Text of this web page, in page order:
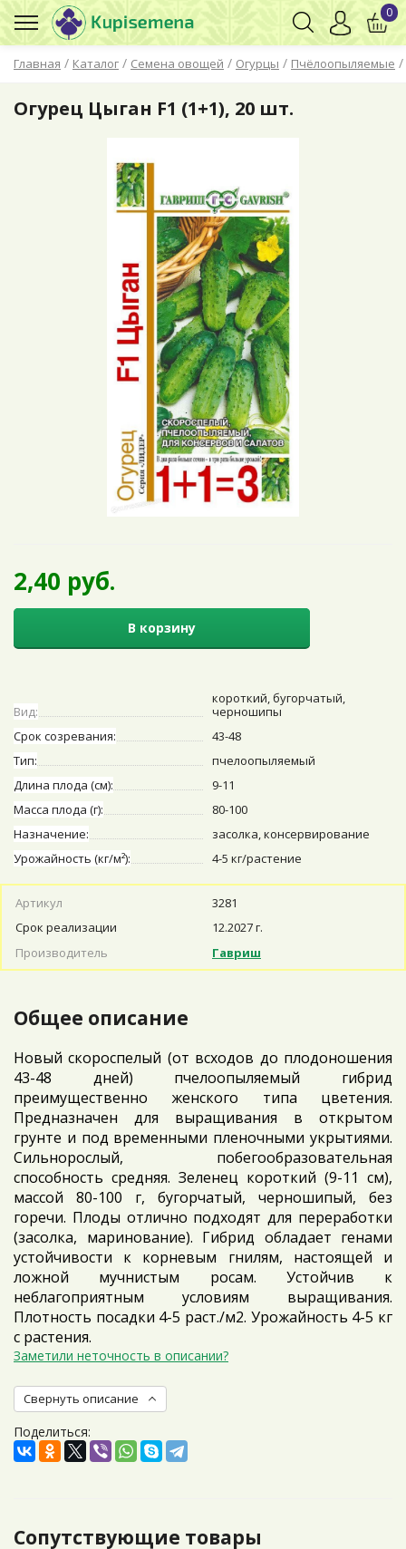
Главная / Каталог / Семена овощей / Огурцы / Пчёлоопыляемые /
0
Огурец Цыган F1 (1+1), 20 шт.
2,40 руб.
В корзину
Вид:
короткий, бугорчатый,
черношипы
Срок созревания:
43-48
Тип:
пчелоопыляемый
Длина плода (см):
9-11
Масса плода (г):
80-100
Назначение:
засолка, консервирование
Урожайность (кг/м²):
4-5 кг/растение
Артикул
3281
Срок реализации
12.2027 г.
Производитель
Гавриш
Общее описание
Новый скороспелый (от всходов до плодоношения
43-48 дней) пчелоопыляемый гибрид
преимущественно женского типа цветения.
Предназначен для выращивания в открытом
грунте и под временными пленочными укрытиями.
Сильнорослый, побегообразовательная
способность средняя. Зеленец короткий (9-11 см),
массой 80-100 г, бугорчатый, черношипый, без
горечи. Плоды отлично подходят для переработки
(засолка, маринование). Гибрид обладает генами
устойчивости к корневым гнилям, настоящей и
ложной мучнистым росам. Устойчив к
неблагоприятным условиям выращивания.
Плотность посадки 4-5 раст./м2. Урожайность 4-5 кг
с растения.
Заметили неточность в описании?
Свернуть описание
Поделиться:
Сопутствующие товары